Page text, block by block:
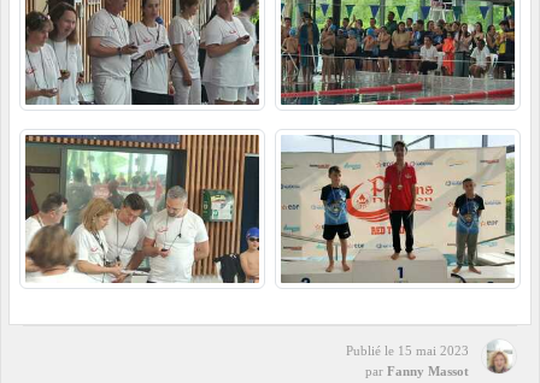
Publié le 15 mai 2023
par Fanny Massot